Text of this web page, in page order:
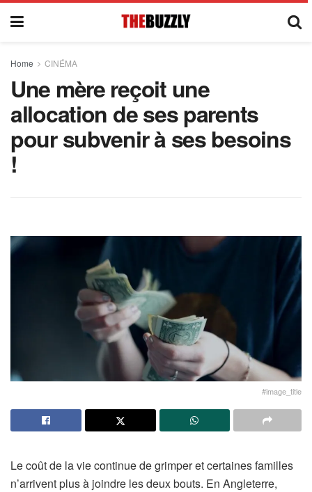
Home CINÉMA
Une mère reçoit une
allocation de ses parents
pour subvenir à ses besoins
!
#image_title
Le coût de la vie continue de grimper et certaines familles
n’arrivent plus à joindre les deux bouts. En Angleterre,